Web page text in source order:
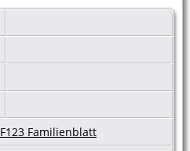
F123 Familienblatt